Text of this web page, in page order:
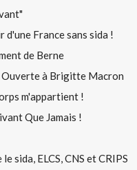
d'une France sans sida !
de Berne
à Brigitte Macron
m'appartient !
Que Jamais !
sida, ELCS, CNS et CRIPS